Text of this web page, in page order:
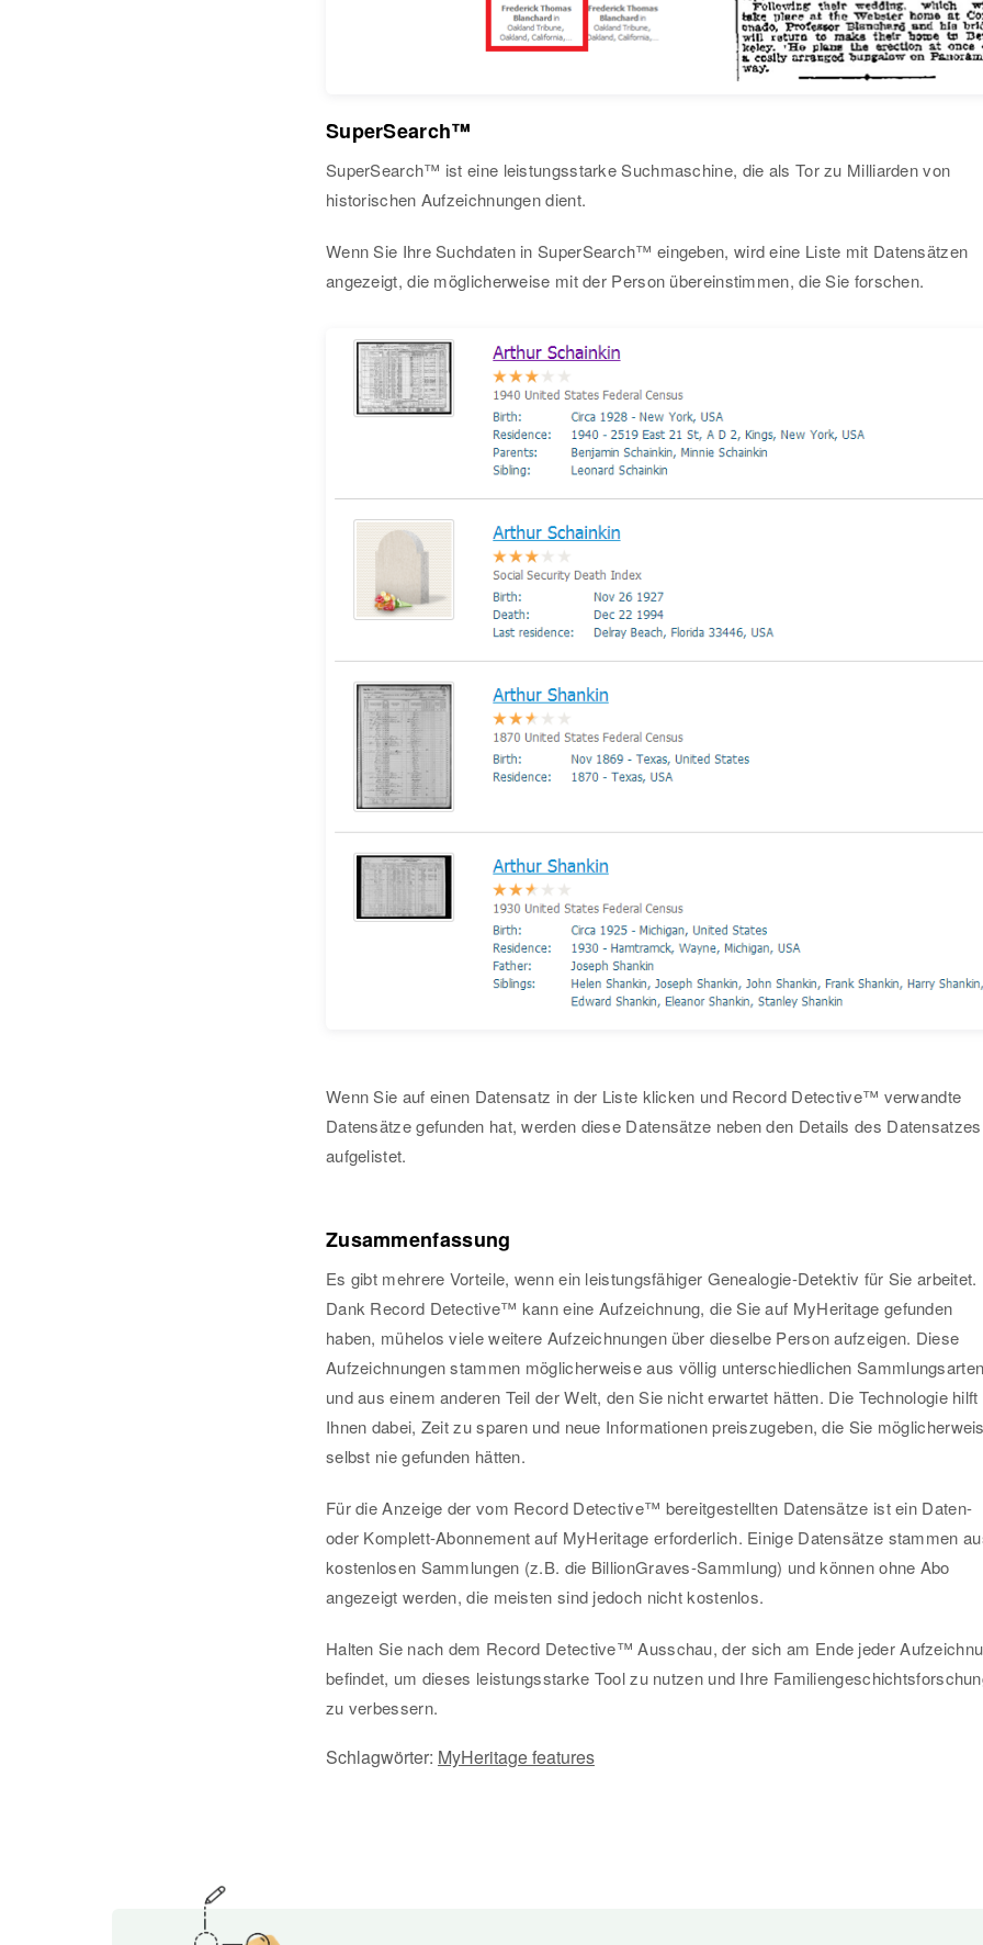
SuperSearch™
SuperSearch™ ist eine leistungsstarke Suchmaschine, die als Tor zu Milliarden von
historischen Aufzeichnungen dient.
Wenn Sie Ihre Suchdaten in SuperSearch™ eingeben, wird eine Liste mit Datensätzen
angezeigt, die möglicherweise mit der Person übereinstimmen, die Sie forschen.
Wenn Sie auf einen Datensatz in der Liste klicken und Record Detective™ verwandte
Datensätze gefunden hat, werden diese Datensätze neben den Details des Datensatzes
aufgelistet.
Zusammenfassung
Es gibt mehrere Vorteile, wenn ein leistungsfähiger Genealogie-Detektiv für Sie arbeitet.
Dank Record Detective™ kann eine Aufzeichnung, die Sie auf MyHeritage gefunden
haben, mühelos viele weitere Aufzeichnungen über dieselbe Person aufzeigen. Diese
Aufzeichnungen stammen möglicherweise aus völlig unterschiedlichen
und aus einem anderen Teil der Welt, den Sie nicht erwartet hätten. Die Technologie hilft
Ihnen dabei, Zeit zu sparen und neue Informationen preiszugeben, die Sie
selbst nie gefunden hätten.
Für die Anzeige der vom Record Detective™ bereitgestellten Datensätze ist ein Daten-
oder Komplett-Abonnement auf MyHeritage erforderlich. Einige Datensätze stammen
kostenlosen Sammlungen (z.B. die BillionGraves-Sammlung) und können ohne Abo
angezeigt werden, die meisten sind jedoch nicht kostenlos.
Halten Sie nach dem Record Detective™ Ausschau, der sich am Ende jeder
befindet, um dieses leistungsstarke Tool zu nutzen und Ihre
zu verbessern.
Schlagwörter: MyHeritage features